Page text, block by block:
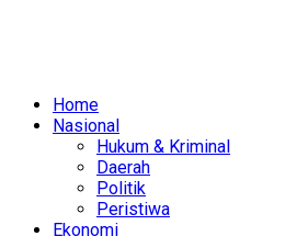
Home
Nasional
Hukum & Kriminal
Daerah
Politik
Peristiwa
Ekonomi